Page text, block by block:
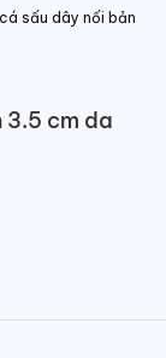
sấu dây nối bản
3.5 cm da